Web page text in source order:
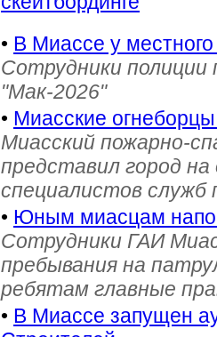
• В Миассе у
Сотрудники полиции
"Мак-2026"
• Миасские
Миасский пожарно-
представил город
специалистов
• Юным миасцам
Сотрудники ГАИ
пребывания на
ребятам главные
• В Миассе запущен